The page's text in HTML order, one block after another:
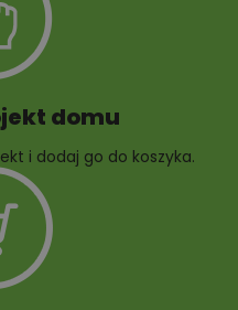
domu
i dodaj go do koszyka.